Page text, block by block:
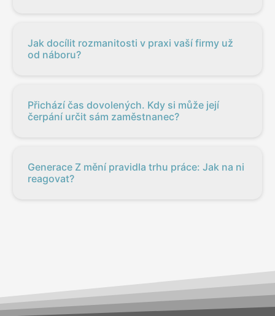
Jak docílit rozmanitosti v praxi vaší firmy už
od náboru?
Přichází čas dovolených. Kdy si může její
čerpání určit sám zaměstnanec?
Generace Z mění pravidla trhu práce: Jak na ni
reagovat?